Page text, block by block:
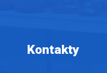
Kontakty